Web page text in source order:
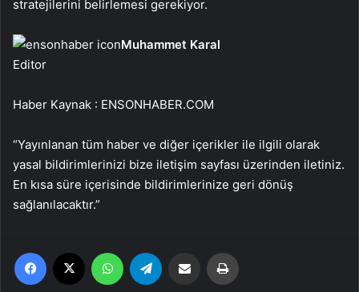
stratejilerini belirlemesi gerekiyor.
Muhammet Karal
Editor
Haber Kaynak : ENSONHABER.COM
“Yayınlanan tüm haber ve diğer içerikler ile ilgili olarak
yasal bildirimlerinizi bize iletişim sayfası üzerinden iletiniz.
En kısa süre içerisinde bildirimlerinize geri dönüş
sağlanılacaktır.”
Facebook WhatsApp Email'den paylaş